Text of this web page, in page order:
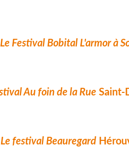
Le Festival Bobital L'armor à
Au foin de la Rue Saint-
Le festival Beauregard